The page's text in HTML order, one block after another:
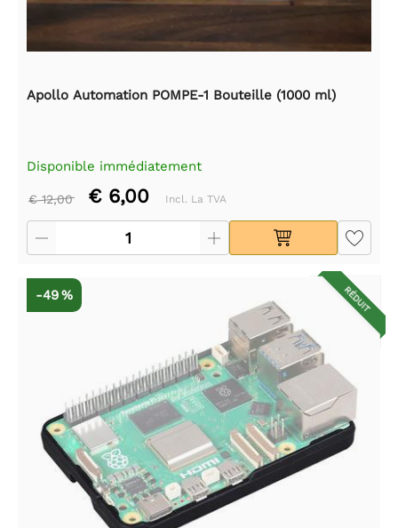
Apollo Automation POMPE-1 Bouteille (1000 ml)
Disponible immédiatement
€ 12,00 € 6,00 Incl. La TVA
RÉDUIT
-49 %